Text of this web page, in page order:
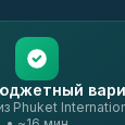
Phuket